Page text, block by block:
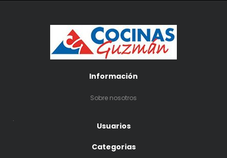
Información
Sobre nosotros
.
Usuarios
Categorias